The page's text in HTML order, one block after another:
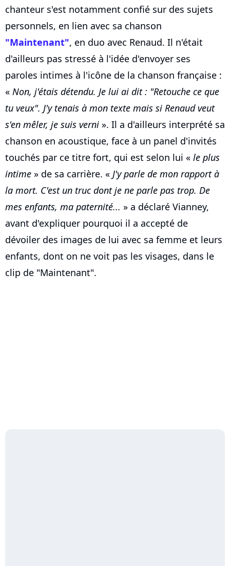
chanteur s'est notamment confié sur des sujets
personnels, en lien avec sa chanson
"Maintenant", en duo avec Renaud. Il n'était
d'ailleurs pas stressé à l'idée d'envoyer ses
paroles intimes à l'icône de la chanson française :
« Non, j'étais détendu. Je lui ai dit : "Retouche ce que
tu veux". J'y tenais à mon texte mais si Renaud veut
s'en mêler, je suis verni ». Il a d'ailleurs interprété sa
chanson en acoustique, face à un panel d'invités
touchés par ce titre fort, qui est selon lui « le plus
intime » de sa carrière. « J'y parle de mon rapport à
la mort. C'est un truc dont je ne parle pas trop. De
mes enfants, ma paternité... » a déclaré Vianney,
avant d'expliquer pourquoi il a accepté de
dévoiler des images de lui avec sa femme et leurs
enfants, dont on ne voit pas les visages, dans le
clip de "Maintenant".